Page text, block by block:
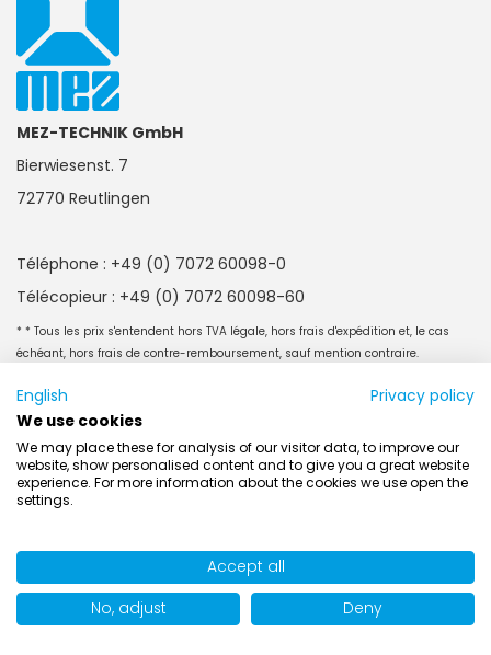
MEZ-TECHNIK GmbH
Bierwiesenst. 7
72770 Reutlingen
Téléphone : +49 (0) 7072 60098-0
Télécopieur : +49 (0) 7072 60098-60
* * Tous les prix s'entendent hors TVA légale, hors frais d'expédition et, le cas
échéant, hors frais de contre-remboursement, sauf mention contraire.
Toutes les indications sans garantie
PRODUITS
Profils de gaine de ventilation
Renfort par tirant
Volet de dosage
Rails de supportage et accessoires
Mastic d'étanchéité
English
Privacy policy
We use cookies
We may place these for analysis of our visitor data, to improve our
website, show personalised content and to give you a great website
experience. For more information about the cookies we use open the
settings.
Accept all
No, adjust
Deny